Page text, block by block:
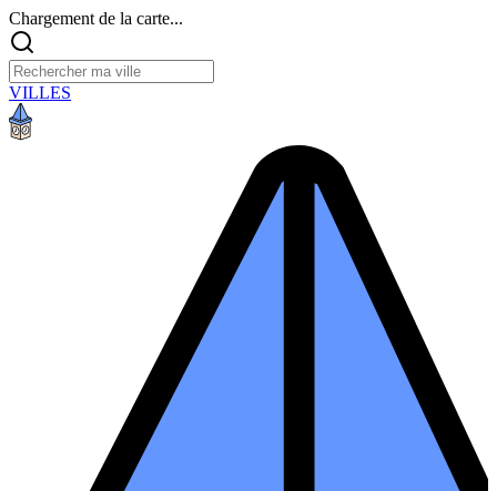
Chargement de la carte...
VILLES